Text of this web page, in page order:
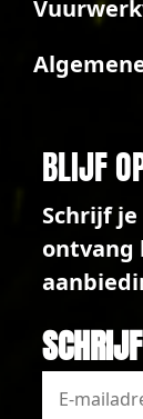
BLIJF
Schrijf
ontvang